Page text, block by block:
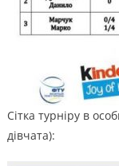
Сітка турніру в
дівчата):